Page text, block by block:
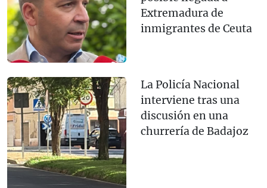
Extremadura de
inmigrantes de Ceuta
La Policía Nacional
interviene tras una
discusión en una
churrería de Badajoz